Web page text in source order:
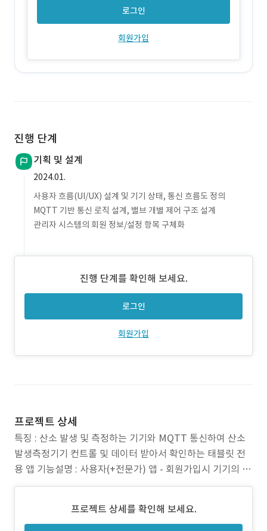
로그인
회원가입
진행 단계
기획 및 설계
2024.01.
사용자 흐름(UI/UX) 설계 및 기기 상태, 통신 흐름도 정의
MQTT 기반 통신 로직 설계, 밸브 개별 제어 구조 설계
관리자 시스템의 회원 정보/설정 항목 구체화
진행 단계를 확인해 보세요.
로그인
회원가입
프로젝트 상세
특징 : 산소 발생 및 측정하는 기기와 MQTT 통신하여 산소
발생측정기기 컨트롤 및 데이터 받아서 확인하는 태블릿 전
용 앱 기능설명 : 사용자(+전문가) 앱 - 회원가입시 기기의 ID
를 입력 - 로그인할 경우 회원가입때 기입한 기기의 ID로 통
역 날씨 확인가능 - 수동모드에서 기기를 컨트롤 가능(실외기
프로젝트 상세를 확인해 보세요.